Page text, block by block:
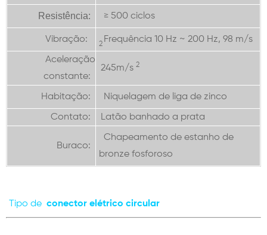
Resistência: ≥ 500 ciclos
Vibração: Frequência 10 Hz ~ 200 Hz, 98 m/s
2
Aceleração
constante:
245m/s 2
Habitação: Niquelagem de liga de zinco
Contato: Latão banhado a prata
Buraco:
Chapeamento de estanho de
bronze fosforoso
Tipo de conector elétrico circular